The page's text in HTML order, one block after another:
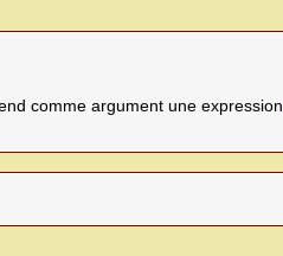
comme argument une expression